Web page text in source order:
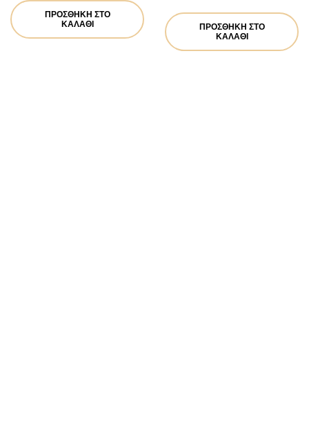
ΠΡΟΣΘΉΚΗ ΣΤΟ
ΚΑΛΆΘΙ
22,90 €.
18,32 €.
ΠΡΟΣΘΉΚΗ ΣΤΟ
ΚΑΛΆΘΙ